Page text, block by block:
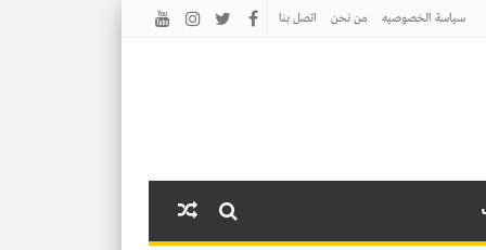
سياسة الخصوصيه من نحن اتصل بنا